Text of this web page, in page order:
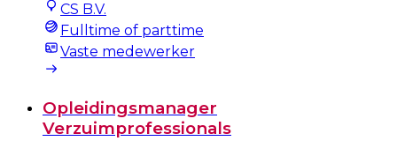
CS B.V.
Fulltime of parttime
Vaste medewerker
Opleidingsmanager
Verzuimprofessionals